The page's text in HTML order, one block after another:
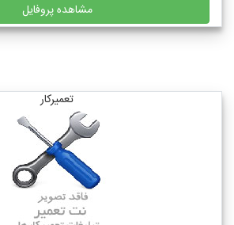
مشاهده پروفایل
تعمیرکار